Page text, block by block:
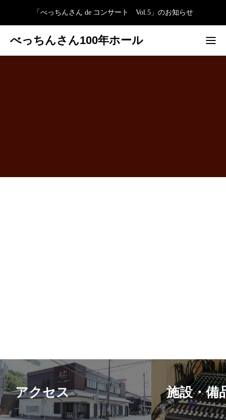
「べっちんさん de コンサート Vol.5」のお知らせ
べっちんさん100年ホール
アクセス 施設・備